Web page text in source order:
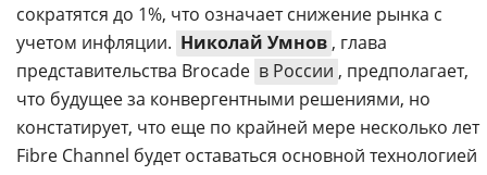
сократятся до 1%, что означает снижение рынка с
учетом инфляции. Николай Умнов , глава
представительства Brocade в России , предполагает,
что будущее за конвергентными решениями, но
констатирует, что еще по крайней мере несколько лет
Fibre Channel будет оставаться основной технологией